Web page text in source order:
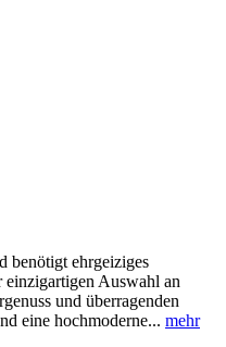
benötigt ehrgeiziges
Auswahl an
und überragenden
eine hochmoderne... mehr